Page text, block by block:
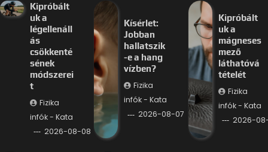
Kipróbált
uk a
légellenáll
ás
csökkenté
sének
módszerei
t
Fizika
infók - Kata
2026-08-08
Kísérlet:
Jobban
hallatszik
-e a hang
vízben?
Fizika
infók - Kata
2026-08-07
Kipróbált
uk a
mágneses
mező
láthatóvá
tételét
Fizika
infók - Kata
2026-